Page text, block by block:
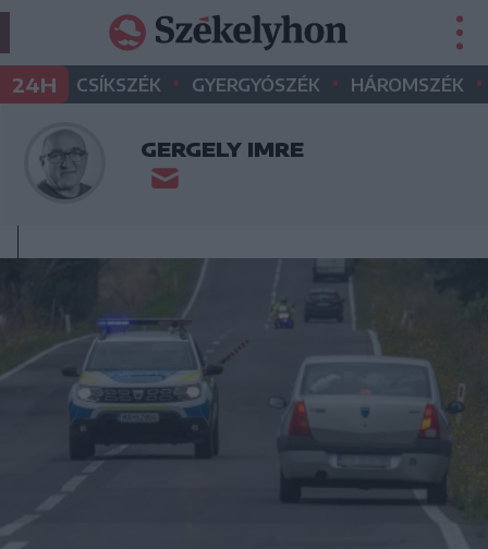
24H CSÍKSZÉK • GYERGYÓSZÉK • HÁROMSZÉK •
GERGELY IMRE